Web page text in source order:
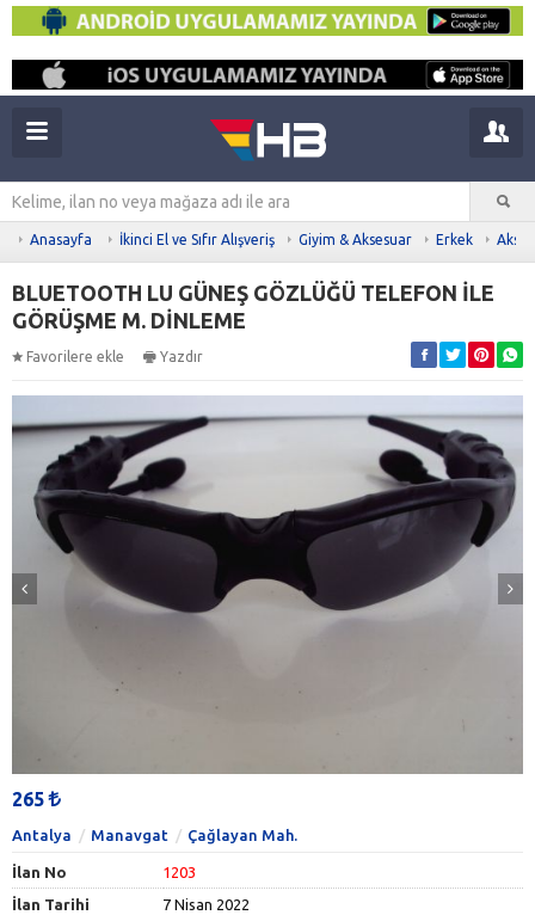
Anasayfa İkinci El ve Sıfır Alışveriş Giyim & Aksesuar Erkek
BLUETOOTH LU GÜNEŞ GÖZLÜĞÜ TELEFON İLE
GÖRÜŞME M. DİNLEME
Favorilere ekle Yazdır
265
Antalya Manavgat Çağlayan Mah.
İlan No
1203
İlan Tarihi
7 Nisan 2022